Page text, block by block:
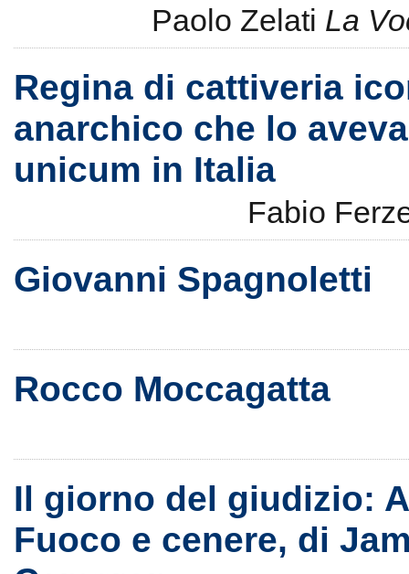
Paolo Zelati La
Regina di cattiveria
anarchico che lo
unicum in Italia
Fabio
Giovanni Spagnoletti
Rocco Moccagatta
Il giorno del giudizio:
Fuoco e cenere, di